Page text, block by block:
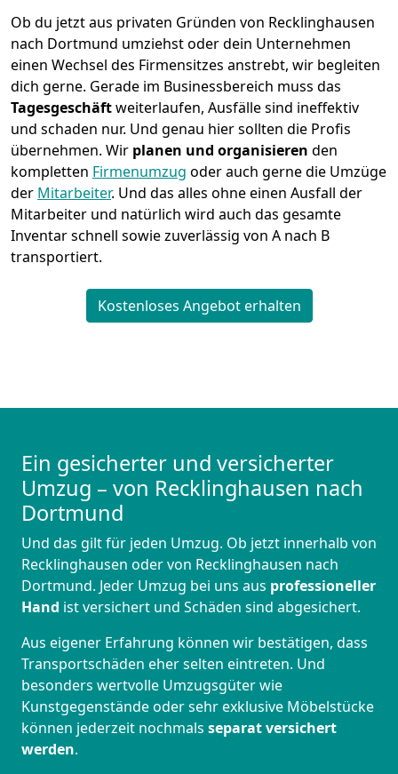
Ob du jetzt aus privaten Gründen von Recklinghausen
nach Dortmund umziehst oder dein Unternehmen
einen Wechsel des Firmensitzes anstrebt, wir begleiten
dich gerne. Gerade im Businessbereich muss das
Tagesgeschäftweiterlaufen, Ausfälle sind ineffektiv
und schaden nur. Und genau hier sollten die Profis
übernehmen. Wir planen und organisieren den
kompletten Firmenumzug oder auch gerne die Umzüge
der Mitarbeiter. Und das alles ohne einen Ausfall der
Mitarbeiter und natürlich wird auch das gesamte
Inventar schnell sowie zuverlässig von A nach B
transportiert.
Kostenloses Angebot erhalten
Ein gesicherter und versicherter
Umzug – von Recklinghausen nach
Dortmund
Und das gilt für jeden Umzug. Ob jetzt innerhalb von
Recklinghausen oder von Recklinghausen nach
Dortmund. Jeder Umzug bei uns aus professioneller
Hand ist versichert und Schäden sind abgesichert.
Aus eigener Erfahrung können wir bestätigen, dass
Transportschäden eher selten eintreten. Und
besonders wertvolle Umzugsgüter wie
Kunstgegenstände oder sehr exklusive Möbelstücke
können jederzeit nochmals separat versichert
werden.